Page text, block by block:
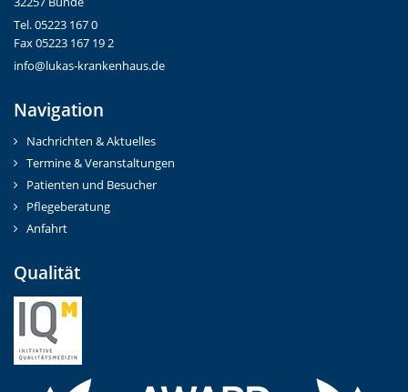
Tel. 05223 167 0
Fax 05223 167 19 2
info@lukas-krankenhaus.de
Navigation
Nachrichten & Aktuelles
Termine & Veranstaltungen
Patienten und Besucher
Pflegeberatung
Anfahrt
Qualität